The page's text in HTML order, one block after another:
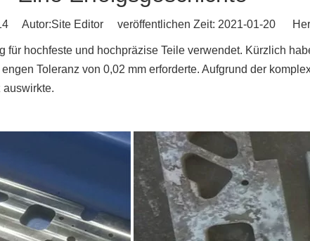
Autor:Site Editor veröffentlichen Zeit: 2021-01-20
für hochfeste und hochpräzise Teile verwendet. Kürzlich
Toleranz von 0,02 mm erforderte. Aufgrund der
auswirkte.